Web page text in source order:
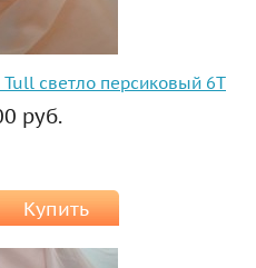
светло персиковый 6T
руб.
Купить